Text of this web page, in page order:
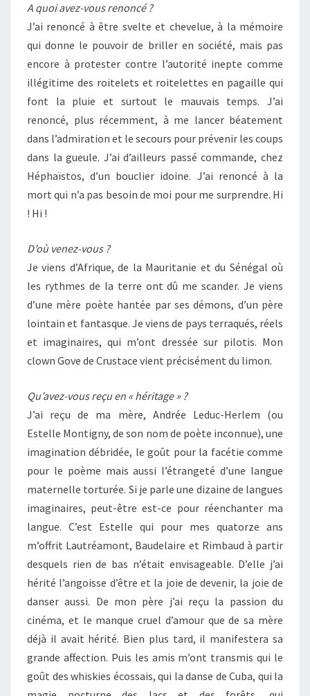
A quoi avez-vous renoncé ?
J’ai renoncé à être svelte et chevelue, à la mémoire
qui donne le pouvoir de briller en société, mais pas
encore à protester contre l’autorité inepte comme
illégitime des roitelets et roitelettes en pagaille qui
font la pluie et surtout le mauvais temps. J’ai
renoncé, plus récemment, à me lancer béatement
dans l’admiration et le secours pour prévenir les coups
dans la gueule. J’ai d’ailleurs passé commande, chez
Héphaïstos, d’un bouclier idoine. J’ai renoncé à la
mort qui n’a pas besoin de moi pour me surprendre. Hi
! Hi !
D’où venez-vous ?
Je viens d’Afrique, de la Mauritanie et du Sénégal où
les rythmes de la terre ont dû me scander. Je viens
d’une mère poète hantée par ses démons, d’un père
lointain et fantasque. Je viens de pays terraqués, réels
et imaginaires, qui m’ont dressée sur pilotis. Mon
clown Gove de Crustace vient précisément du limon.
Qu’avez-vous reçu en « héritage » ?
J’ai reçu de ma mère, Andrée Leduc-Herlem (ou
Estelle Montigny, de son nom de poète inconnue), une
imagination débridée, le goût pour la facétie comme
pour le poème mais aussi l’étrangeté d’une langue
maternelle torturée. Si je parle une dizaine de langues
imaginaires, peut-être est-ce pour réenchanter ma
langue. C’est Estelle qui pour mes quatorze ans
m’offrit Lautréamont, Baudelaire et Rimbaud à partir
desquels rien de bas n’était envisageable. D’elle j’ai
hérité l’angoisse d’être et la joie de devenir, la joie de
danser aussi. De mon père j’ai reçu la passion du
cinéma, et le manque cruel d’amour que de sa mère
déjà il avait hérité. Bien plus tard, il manifestera sa
grande affection. Puis les amis m’ont transmis qui le
goût des whiskies écossais, qui la danse de Cuba, qui la